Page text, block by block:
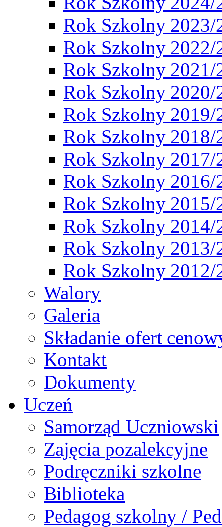
Rok Szkolny 2023/
Rok Szkolny 2022/
Rok Szkolny 2021/
Rok Szkolny 2020/
Rok Szkolny 2019/
Rok Szkolny 2018/
Rok Szkolny 2017/
Rok Szkolny 2016/
Rok Szkolny 2015/
Rok Szkolny 2014/
Rok Szkolny 2013/
Rok Szkolny 2012/
Walory
Galeria
Składanie ofert
Kontakt
Dokumenty
Uczeń
Samorząd Uczniowski
Zajęcia pozalekcyjne
Podręczniki szkolne
Biblioteka
Pedagog szkolny /